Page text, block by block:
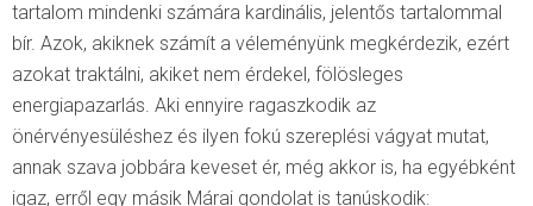
tartalom mindenki számára kardinális, jelentős tartalommal
bír. Azok, akiknek számít a véleményünk megkérdezik, ezért
azokat traktálni, akiket nem érdekel, fölösleges
energiapazarlás. Aki ennyire ragaszkodik az
önérvényesüléshez és ilyen fokú szereplési vágyat mutat,
annak szava jobbára keveset ér, még akkor is, ha egyébként
igaz, erről egy másik Márai gondolat is tanúskodik: